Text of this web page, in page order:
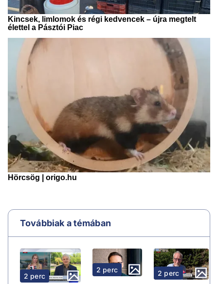
Továbbiak a témában
2 perc
2 perc 2 perc